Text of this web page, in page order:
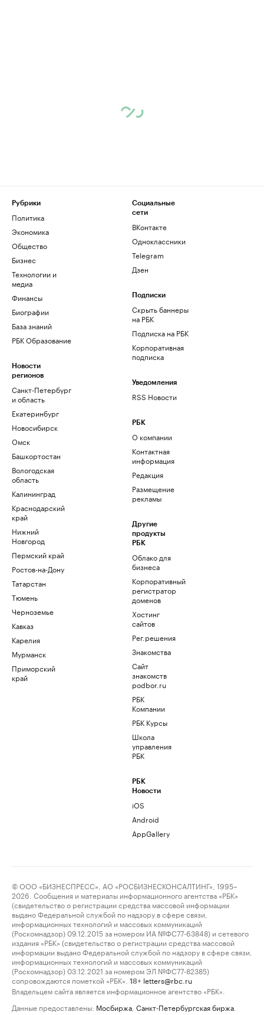
Рубрики
Политика
Экономика
Общество
Бизнес
Технологии и
медиа
Финансы
Биографии
База знаний
РБК Образование
Новости
регионов
Санкт-Петербург
и область
Екатеринбург
Новосибирск
Омск
Башкортостан
Вологодская
область
Калининград
Краснодарский
край
Нижний
Новгород
Пермский край
Ростов-на-Дону
Татарстан
Тюмень
Черноземье
Кавказ
Карелия
Мурманск
Приморский
край
Социальные
сети
ВКонтакте
Одноклассники
Telegram
Дзен
Подписки
Скрыть баннеры
на РБК
Подписка на РБК
Корпоративная
подписка
Уведомления
RSS Новости
РБК
О компании
Контактная
информация
Редакция
Размещение
рекламы
Другие
продукты
РБК
Облако для
бизнеса
Корпоративный
регистратор
доменов
Хостинг
сайтов
Рег.решения
Знакомства
Сайт
знакомств
podbor.ru
РБК
Компании
РБК Курсы
Школа
управления
РБК
РБК
Новости
iOS
Android
AppGallery
© ООО «БИЗНЕСПРЕСС», АО «РОСБИЗНЕСКОНСАЛТИНГ», 1995–
2026. Сообщения и материалы информационного агентства «РБК»
(свидетельство о регистрации средства массовой информации
выдано Федеральной службой по надзору в сфере связи,
информационных технологий и массовых коммуникаций
(Роскомнадзор) 09.12.2015 за номером ИА №ФС77-63848) и сетевого
издания «РБК» (свидетельство о регистрации средства массовой
информации выдано Федеральной службой по надзору в сфере связи,
информационных технологий и массовых коммуникаций
(Роскомнадзор) 03.12.2021 за номером ЭЛ №ФС77-82385)
сопровождаются пометкой «РБК».
18+ letters@rbc.ru
Владельцем сайта является информационное агентство «РБК».
Данные предоставлены: Мосбиржа Санкт-Петербургская биржа